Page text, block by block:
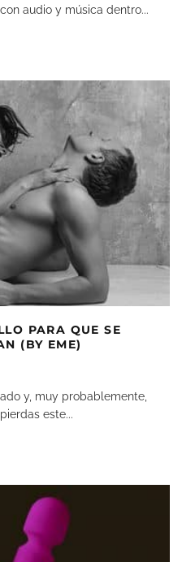
audio y música dentro...
PARA QUE SE
(BY EME)
y, muy probablemente,
este...